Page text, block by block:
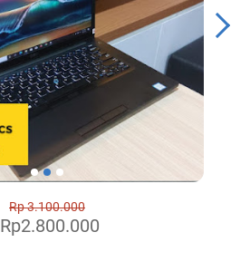
Rp 3.100.000
Rp2.800.000